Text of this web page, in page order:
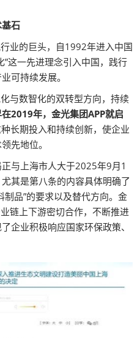
石
业的巨头，自1992年进入中国
这一先进理念引入中国，践行
可持续发展。
与数智化的双转型方向，持续
2019年，金光集团APP就启
长期投入和持续创新，使企业
先地位。
与上海市人大于2025年9月1
其是第八条的内容具体明确了
品”的要求以及替代方向。金
链上下游密切合作，不断推进
企业积极响应国家环保政策、